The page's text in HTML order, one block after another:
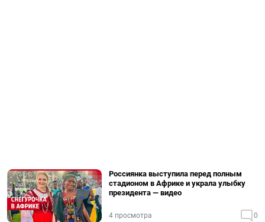
Россиянка выступила перед полным
стадионом в Африке и украла улыбку
президента — видео
4 просмотра 0